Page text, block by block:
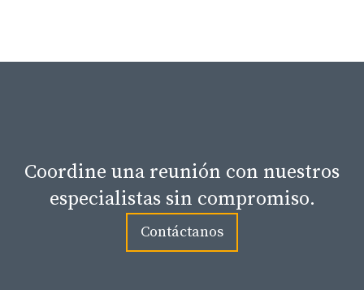
Coordine una reunión con nuestros
especialistas sin compromiso.
Contáctanos